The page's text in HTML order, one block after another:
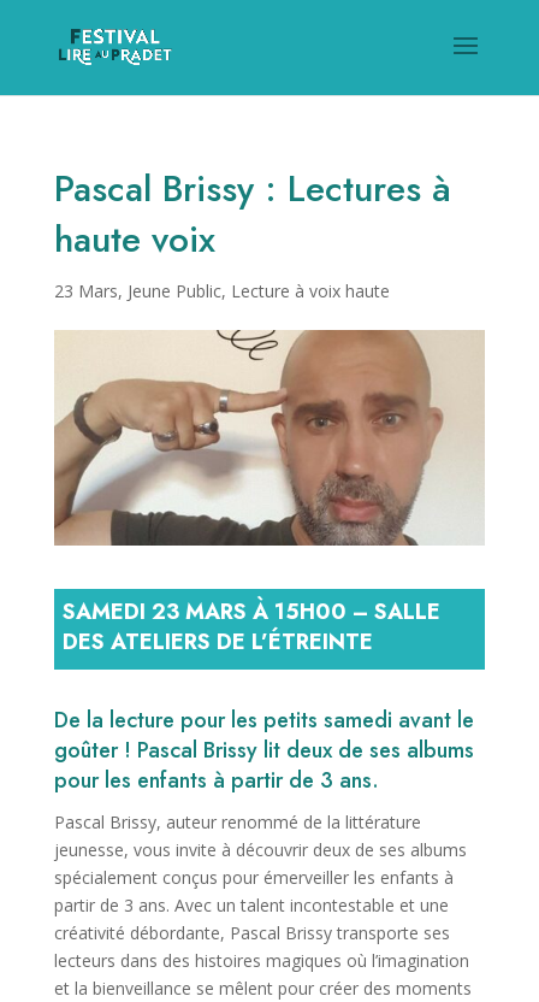
Pascal Brissy : Lectures à
haute voix
23 Mars, Jeune Public, Lecture à voix haute
SAMEDI 23 MARS À 15H00 – SALLE
DES ATELIERS DE L’ÉTREINTE
De la lecture pour les petits samedi avant le
goûter ! Pascal Brissy lit deux de ses albums
pour les enfants à partir de 3 ans.
Pascal Brissy, auteur renommé de la littérature
jeunesse, vous invite à découvrir deux de ses albums
spécialement conçus pour émerveiller les enfants à
partir de 3 ans. Avec un talent incontestable et une
créativité débordante, Pascal Brissy transporte ses
lecteurs dans des histoires magiques où l’imagination
et la bienveillance se mêlent pour créer des moments